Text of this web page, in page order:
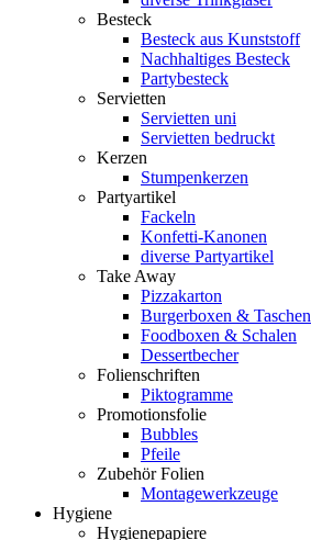
Besteck
Besteck aus Kunststoff
Nachhaltiges Besteck
Partybesteck
Servietten
Servietten uni
Servietten bedruckt
Kerzen
Stumpenkerzen
Partyartikel
Fackeln
Konfetti-Kanonen
diverse Partyartikel
Take Away
Pizzakarton
Burgerboxen & Taschen
Foodboxen & Schalen
Dessertbecher
Folienschriften
Piktogramme
Promotionsfolie
Bubbles
Pfeile
Zubehör Folien
Montagewerkzeuge
Hygiene
Hygienepapiere